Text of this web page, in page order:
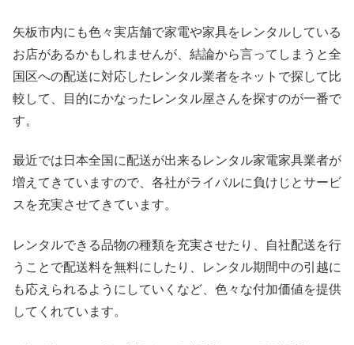
矢板市内にも色々実店舗で家電や家具をレンタルしている
お店があるかもしれませんが、結論から言ってしまうと全
国区への配送に対応したレンタル業者をネットで探して比
較して、目的にかなったレンタル屋さんを探すのが一番で
す。
最近では日本全国に配送が出来るレンタル家電家具業者が
増えてきていますので、各社がライバルに負けじとサービ
スを充実させてきています。
レンタルできる品物の種類を充実させたり、自社配送を行
うことで配送料を無料にしたり、レンタル期間中の引越に
も応えられるようにしていくなど、色々な付加価値を提供
してくれています。